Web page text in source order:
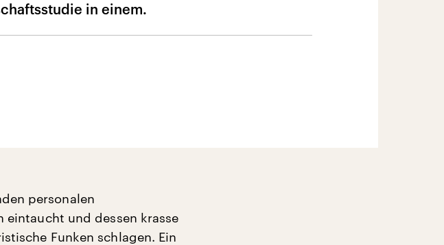
in einem.
personalen
eintaucht und dessen krasse
Funken schlagen. Ein